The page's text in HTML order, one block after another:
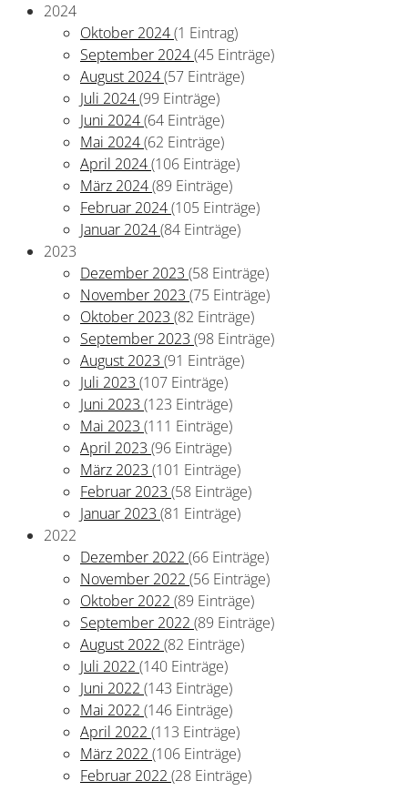
2024
Oktober 2024(1 Eintrag)
September 2024(45 Einträge)
August 2024(57 Einträge)
Juli 2024(99 Einträge)
Juni 2024(64 Einträge)
Mai 2024(62 Einträge)
April 2024(106 Einträge)
März 2024(89 Einträge)
Februar 2024(105 Einträge)
Januar 2024(84 Einträge)
2023
Dezember 2023 (58 Einträge)
November 2023 (75 Einträge)
Oktober 2023 (82 Einträge)
September 2023 (98 Einträge)
August 2023 (91 Einträge)
Juli 2023 (107 Einträge)
Juni 2023 (123 Einträge)
Mai 2023 (111 Einträge)
April 2023 (96 Einträge)
März 2023 (101 Einträge)
Februar 2023 (58 Einträge)
Januar 2023 (81 Einträge)
2022
Dezember 2022 (66 Einträge)
November 2022 (56 Einträge)
Oktober 2022 (89 Einträge)
September 2022 (89 Einträge)
August 2022 (82 Einträge)
Juli 2022 (140 Einträge)
Juni 2022 (143 Einträge)
Mai 2022 (146 Einträge)
April 2022 (113 Einträge)
März 2022 (106 Einträge)
Februar 2022 (28 Einträge)